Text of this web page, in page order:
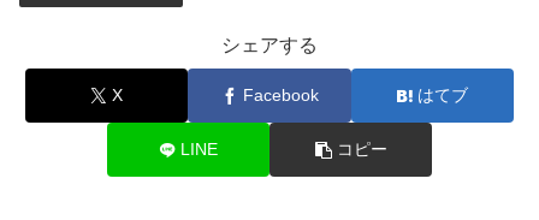
シェアする
X Facebook はてブ
LINE コピー